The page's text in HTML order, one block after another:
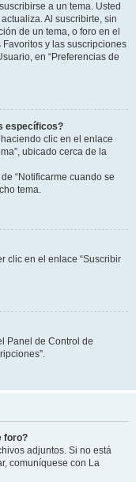
a un tema. Usted
Al suscribirte, sin
de un tema, o foro en el
y las suscripciones
en “Preferencias de
específicos?
clic en el enlace
ubicado cerca de la
“Notificarme cuando se
tema.
clic en el enlace “Suscribir
Panel de Control de
foro?
adjuntos. Si no está
comuníquese con La